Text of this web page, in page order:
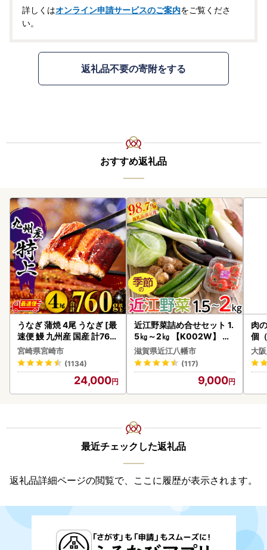
詳しくはオンライン申請サービスのご案内をご覧くださ
い。
返礼品不要の寄附をする
おすすめ返礼品
うなぎ 蒲焼 4尾 うなぎ [最
速便 鰻 九州産 国産 計760
g以上]
宮崎県宮崎市
(1134)
24,000
近江野菜詰め合せセット 1.
5㎏～2㎏ 【K002W】 野
菜 旬 新鮮
滋賀県近江八幡市
(117)
9,000
肉
個
ー
わ
大
最近チェックした返礼品
返礼品詳細ページの閲覧で、ここに履歴が表示されます。